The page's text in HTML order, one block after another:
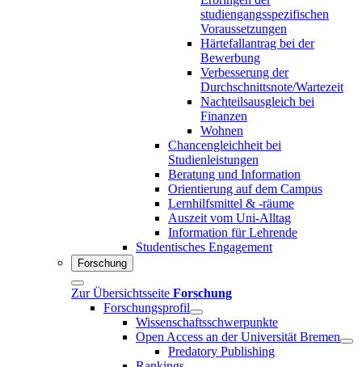
studiengangsspezifischen
Voraussetzungen
Härtefallantrag bei der
Bewerbung
Verbesserung der
Durchschnittsnote/Wartezeit
Nachteilsausgleich bei
Finanzen
Wohnen
Chancengleichheit bei
Studienleistungen
Beratung und Information
Orientierung auf dem Campus
Lernhilfsmittel & -räume
Auszeit vom Uni-Alltag
Information für Lehrende
Studentisches Engagement
Forschung
Zur Übersichtsseite Forschung
Forschungsprofil
Wissenschaftsschwerpunkte
Open Access an der Universität Bremen
Predatory Publishing